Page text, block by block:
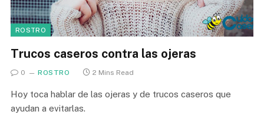
ROSTRO
Trucos caseros contra las ojeras
0 ROSTRO 2 Mins Read
Hoy toca hablar de las ojeras y de trucos caseros que
ayudan a evitarlas.